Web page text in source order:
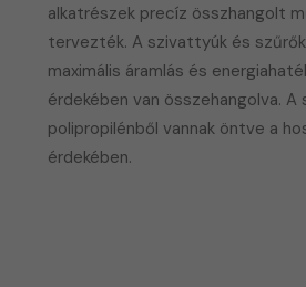
alkatrészek precíz összhangolt
tervezték. A szivattyúk és
maximális áramlás és
érdekében van összehangolva. A
polipropilénből vannak öntve a
érdekében.